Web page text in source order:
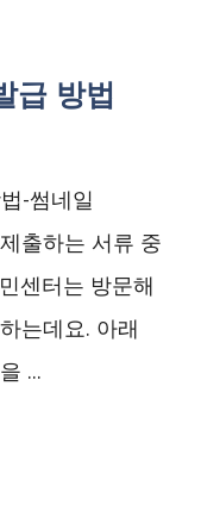
급 방법
출하는 서류 중
센터는 방문해
는데요. 아래
...